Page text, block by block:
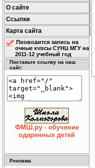
О сайте
Ссылки
Карта сайта
Проводится запись на
очные курсы СУНЦ МГУ на
2011-12 учебный год
Поставьте ссылку на наш
сайт:
ФМШ.ру - обучение
одаренных детей
Реклама